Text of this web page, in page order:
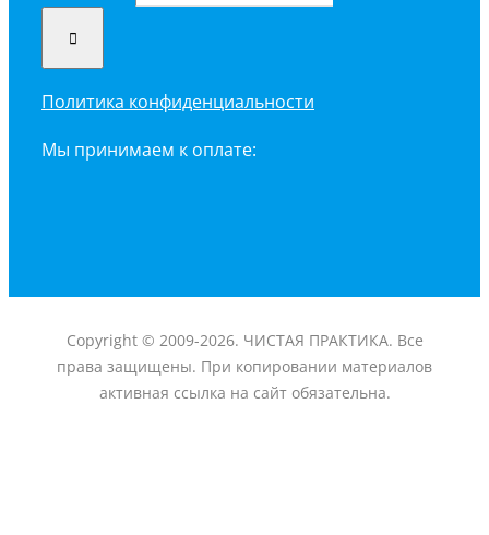
Политика конфиденциальности
Мы принимаем к оплате:
Copyright © 2009-2026. ЧИСТАЯ ПРАКТИКА. Все
права защищены. При копировании материалов
активная ссылка на сайт обязательна.